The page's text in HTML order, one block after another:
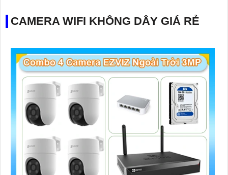
CAMERA WIFI KHÔNG DÂY GIÁ RẺ